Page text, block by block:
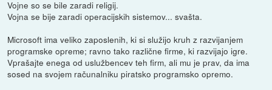
Vojne so se bile zaradi religij.
Vojna se bije zaradi operacijskih sistemov... svašta.
Microsoft ima veliko zaposlenih, ki si služijo kruh z razvijanjem
programske opreme; ravno tako različne firme, ki razvijajo igre.
Vprašajte enega od uslužbencev teh firm, ali mu je prav, da ima
sosed na svojem računalniku piratsko programsko opremo.